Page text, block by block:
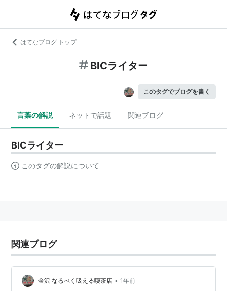
はてなブログ トップ
BICライター
このタグでブログを書く
言葉の解説 ネットで話題 関連ブログ
BICライター
このタグの解説について
関連ブログ
金沢 なるべく吸える喫茶店 • 1年前